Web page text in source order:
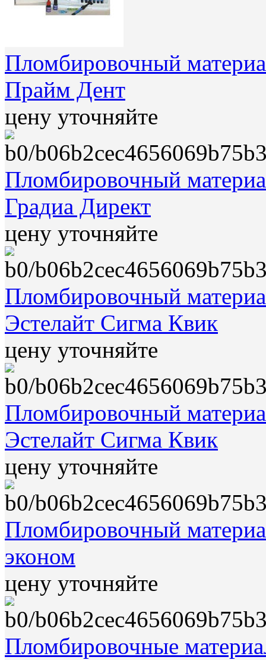
Пломбировочный
Прайм Дент
цену уточняйте
Пломбировочный
Градиа Директ
цену уточняйте
Пломбировочный
Эстелайт Сигма Квик
цену уточняйте
Пломбировочный
Эстелайт Сигма Квик
цену уточняйте
Пломбировочный
эконом
цену уточняйте
Пломбировочные